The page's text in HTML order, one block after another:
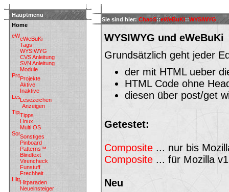
Hauptmenu
Home
eWeBuKi
Tags
WYSIWYG
CVS Anleitung
SVN Anleitung
Module
Projekte
Aktive
Inaktive
Lesezeichen
Anzeigen
Tipps
Linux
Multi OS
Sonstiges
Pinboard
Patterns™
Blindtext
Virencheck
Funstuff
Frechheit
Hitparaden
Neueinsteiger
Sie sind hier: ChaoS::eWeBuKi::WYSIWYG
WYSIWYG und eWeBuKi
Grundsätzlich geht jeder
der mit HTML ueber
HTML Code ohne
diesen über post/get
Getestet:
Composite ... nur bis
Composite ... für Mozilla
Neu